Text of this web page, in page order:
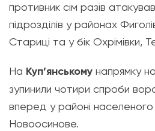
противник сім разів
підрозділів у районах
Стариці та у бік Охрімівки,
На Куп’янському напрямку
зупинили чотири спроби
вперед у районі населеного
Новоосинове.